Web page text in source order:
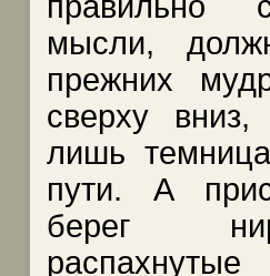
мысли,
прежних
сверху
лишь
пути. А
берег